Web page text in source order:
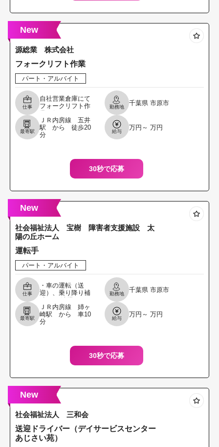
New
源総業 株式会社
フォークリフト作業
パート・アルバイト
仕事
自社営業倉庫にて
フォークリフト作
きます 合成樹脂等
を倉庫内へ積み付
け及び管理 トラッ
勤務地
千葉県 市原市
最寄駅
ＪＲ内房線 五井
駅 から 徒歩20
分
給与
万円～ 万円
30秒で応募
New
社会福祉法人 宝樹 障害者支援施設 太
陽の丘ホーム
運転手
パート・アルバイト
仕事
・車の運転（送
迎）、乗り降り補
他簡単な雑務 ・利
用者とのコミュニ
ケーション対応 ＊
勤務地
千葉県 市原市
最寄駅
ＪＲ内房線 姉ヶ
崎駅 から 車10
分
給与
万円～ 万円
30秒で応募
New
社会福祉法人 三和会
送迎ドライバー（デイサービスセンター
あじさい苑）